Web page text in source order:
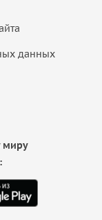
данных
миру